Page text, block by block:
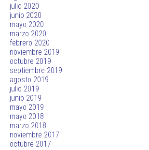
julio 2020
junio 2020
mayo 2020
marzo 2020
febrero 2020
noviembre 2019
octubre 2019
septiembre 2019
agosto 2019
julio 2019
junio 2019
mayo 2019
mayo 2018
marzo 2018
noviembre 2017
octubre 2017